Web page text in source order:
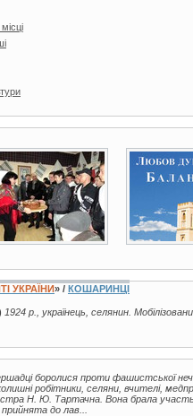
2 фото 4 фото
УКРАЇНИ» / КОШАРИНЦІ
1924 р., українець, селянин.
боролися проти фашистської
робітники, селяни, вчителі,
Н. Ю. Тартачна. Вона брала
до лав...